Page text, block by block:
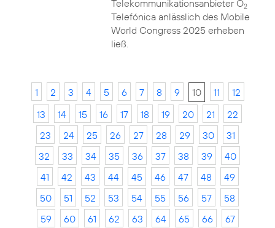
Telekommunikationsanbieter O2
Telefónica anlässlich des Mobile
World Congress 2025 erheben
ließ.
1 2 3 4 5 6 7 8 9 10 11
12
13
14 15 16 17 18 19 20 21
22
23
24 25 26 27 28 29 30
31
32
33 34 35 36 37 38 39
40
41
42 43 44 45 46 47 48
49
50
51 52 53 54 55 56 57
58
59
60 61 62 63 64 65 66
67